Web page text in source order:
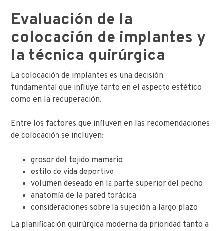
Evaluación de la
colocación de implantes y
la técnica quirúrgica
La colocación de implantes es una decisión
fundamental que influye tanto en el aspecto estético
como en la recuperación.
Entre los factores que influyen en las recomendaciones
de colocación se incluyen:
grosor del tejido mamario
estilo de vida deportivo
volumen deseado en la parte superior del pecho
anatomía de la pared torácica
consideraciones sobre la sujeción a largo plazo
La planificación quirúrgica moderna da prioridad tanto a